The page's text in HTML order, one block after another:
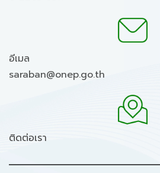
อีเมล
saraban@onep.go.th
ติดต่อเรา